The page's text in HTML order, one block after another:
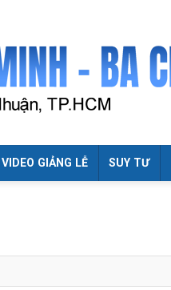
VIDEO GIẢNG LỄ SUY TƯ